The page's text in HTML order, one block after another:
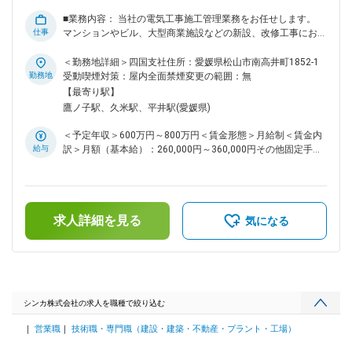
んあり、昇格時には給与もUPしますので、モチベーション高
く働くことができます。 ■当ポジションの魅力： ◎通信や電気
注＝会社の安定基盤に繋がり、グループ総売上高は45億円に
ものぼります。◎街のランドマークも手掛けることで、自分が
携わった案件を目にする機会も多く、やりがいがカタチに残り
ます。 変更の範囲：会社の定める業務
仕事
■業務内容： 当社の電気工事施工管理業務をお任せします。
マンションやビル、大型商業施設などの新設、改修工事におけ
業務詳細： ◇品質管理 ◇工程管理 ◇安全管理 ◇原価管理 ◇環境
管理 ■ポジションの特徴： 有名商業施設や学校関連の工事実
績もあるため、業界内でも高い信頼を得ています。 ■当社の魅
力： ◇アットホームな社風・入社3年定着率90％・平均勤続年
工事担任者、消防設備士など、必要に応じた資格取得をサポー
トします。 ◇報奨金や受験費、授業料を会社負担するなど、サ
業界としても企業としても安定性の高い会社です・ ◇通信設備
をはじめとしたインフラ構築、電気設備工事などのトータルソ
リューションを提供している当社では、オフィスや工場、マン
ション、ショッピングモールなど、それぞれの環境に合わせた
務調整をつけて） ・社員のマラソンチャレンジを応援しよう
と言うことで、マラソンの大会にて受賞した社員に対し会社経
費でオリジナルユニフォームを作りました ◇HPを是非ご確認
勤務地
＜勤務地詳細＞四国支社住所：愛媛県松山市南高井町1852-1
受動喫煙対策：屋内全面禁煙変更の範囲：無
【最寄り駅】
鷹ノ子駅、久米駅、平井駅(愛媛県)
給与
＜予定年収＞600万円～800万円＜賃金形態＞月給制＜賃金内
訳＞月額（基本給）：260,000円～360,000円その他固定手当/
ます。■賞与：年2回（7月・12月）■昇給：年1回（4月）※賞
与及び昇給は会社業績等により連動します。賃金はあくまでも
目安の金額であり、選考を通じて上下する可能性があります。
求人詳細を見る 気になる
シンカ株式会社の求人を職種で絞り込む
営業職 技術職・専門職（建設・建築・不動産・プラント・工場）